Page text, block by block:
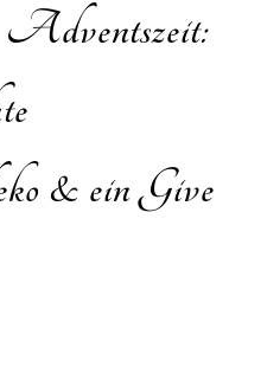
& ein Give